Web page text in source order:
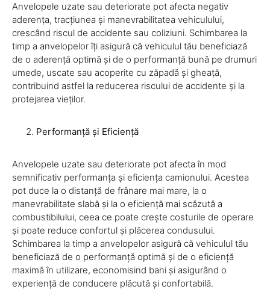
Anvelopele uzate sau deteriorate pot afecta negativ
aderența, tracțiunea și manevrabilitatea vehiculului,
crescând riscul de accidente sau coliziuni. Schimbarea la
timp a anvelopelor îți asigură că vehiculul tău beneficiază
de o aderență optimă și de o performanță bună pe drumuri
umede, uscate sau acoperite cu zăpadă și gheață,
contribuind astfel la reducerea riscului de accidente și la
protejarea vieților.
Performanță și Eficiență
Anvelopele uzate sau deteriorate pot afecta în mod
semnificativ performanța și eficiența camionului. Acestea
pot duce la o distanță de frânare mai mare, la o
manevrabilitate slabă și la o eficiență mai scăzută a
combustibilului, ceea ce poate crește costurile de operare
și poate reduce confortul și plăcerea condusului.
Schimbarea la timp a anvelopelor asigură că vehiculul tău
beneficiază de o performanță optimă și de o eficiență
maximă în utilizare, economisind bani și asigurând o
experiență de conducere plăcută și confortabilă.